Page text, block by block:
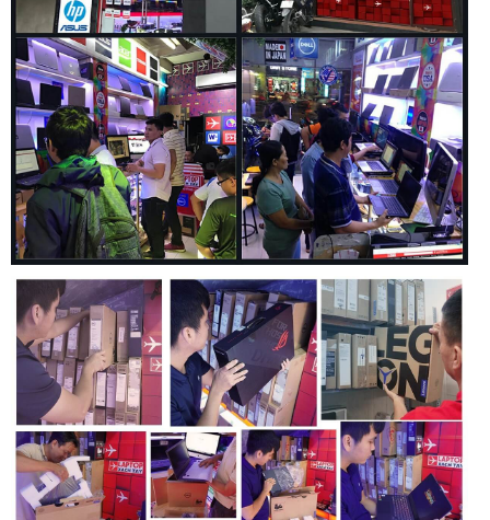
Cổng kết nối trên chiếc Laptop Dell Latitude 7450 Ultra
2024 vẫn được trang bị đầy đủ, thuận tiện kết nối với mọi
thiết bị.
2 x Thunderbolt™ 4 with DisplayPort™ Alt Mode/USB Type-
C/USB4/Power Delivery
1 x Universal audio port
1 x HDMI 2.1 port
2 x USB 3.2 Gen 1 ports
Kết nối không dây thế hệ mới nhất, cung cấp đường truyền
ổn định, với Intel® BE200 Wi-Fi 7 2×2 Băng thông và độ rộng
kênh lớn hơn so với thế hệ cũ. Bluetooth® 5.4, kết nối nhiều
thiết bị cùng lúc.
Laptop Dell Latitude 7450 Ultra 2024: Bàn phím
tiêu chuẩn văn phòng